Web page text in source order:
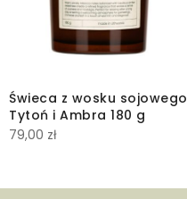
Świeca z wosku sojowego
Tytoń i Ambra 180 g
79,00 zł